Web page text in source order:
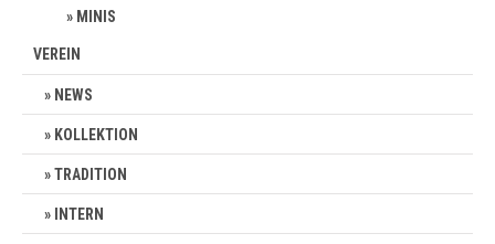
MINIS
VEREIN
NEWS
KOLLEKTION
TRADITION
INTERN